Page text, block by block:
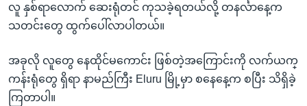
ရန်လူ နှစ်ရာလောက် ဆေးရုံတင် ကုသခဲ့ရတယ်လို့ တနင်္လာနေ့က
သတင်းတွေ ထွက်ပေါ်လာပါတယ်။
အခုလို လူတွေ နေထိုင်မကောင်း ဖြစ်တဲ့အကြောင်းကို လက်ယက္
ကန်းရုံတွေ ရှိရာ နာမည်ကြီး Eluru မြို့မှာ စနေနေ့က စပြီး သိရှိခဲ့
ကြတာပါ။